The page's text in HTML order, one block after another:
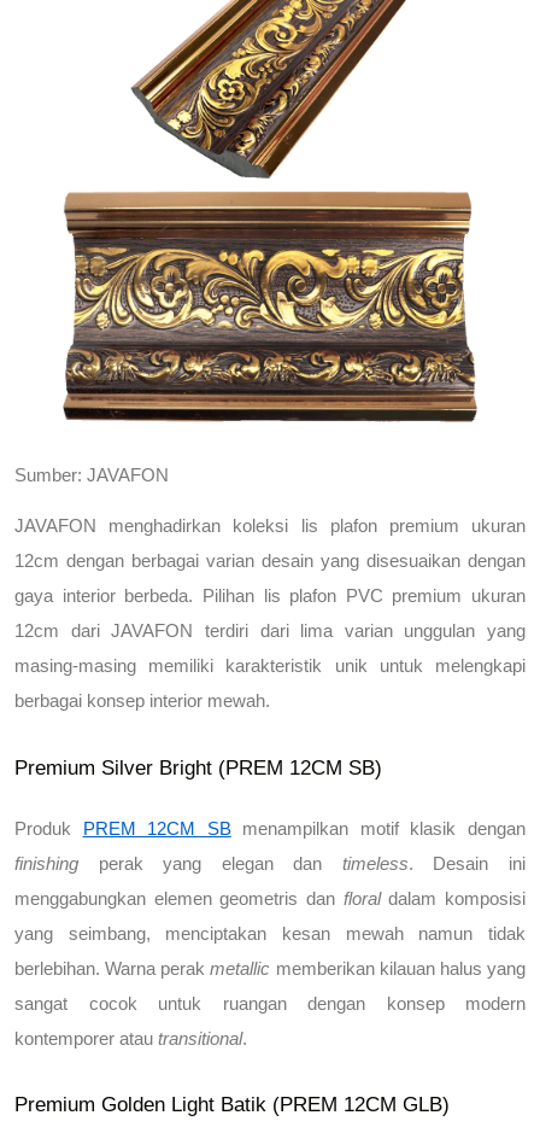
Sumber: JAVAFON
JAVAFON menghadirkan koleksi lis plafon premium ukuran
12cm dengan berbagai varian desain yang disesuaikan dengan
gaya interior berbeda.
Pilihan lis plafon PVC premium ukuran
12cm dari JAVAFON
terdiri dari lima varian unggulan yang
masing-masing memiliki karakteristik unik untuk melengkapi
berbagai konsep interior mewah.
Premium Silver Bright (PREM 12CM SB)
Produk PREM 12CM SB
finishing perak yang elegan dan timeless. Desain ini
menggabungkan elemen geometris dan floral dalam komposisi
yang seimbang, menciptakan kesan mewah namun tidak
berlebihan. Warna perak metallic memberikan kilauan halus yang
sangat cocok untuk ruangan dengan konsep modern
kontemporer atau transitional.
Premium Golden Light Batik (PREM 12CM GLB)